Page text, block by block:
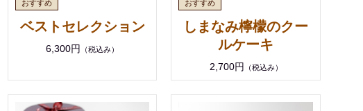
ベストセレクション
6,300円 （税込み）
しまなみ檸檬のクー
ルケーキ
2,700円 （税込み）